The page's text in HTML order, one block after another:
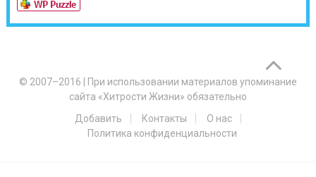
© 2007–2016
При использовании материалов упоминание
сайта «Хитрости Жизни» обязательно
Добавить
Контакты
О нас
Политика конфиденциальности